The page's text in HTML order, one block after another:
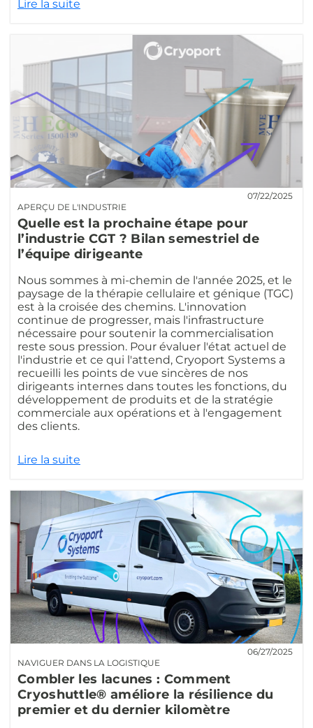
Lire la suite
APERÇU DE L'INDUSTRIE
07/22/2025
Quelle est la prochaine étape pour
l’industrie CGT ? Bilan semestriel de
l’équipe dirigeante
Nous sommes à mi-chemin de l'année 2025, et le
paysage de la thérapie cellulaire et génique (TGC)
est à la croisée des chemins. L'innovation
continue de progresser, mais l'infrastructure
nécessaire pour soutenir la commercialisation
reste sous pression. Pour évaluer l'état actuel de
l'industrie et ce qui l'attend, Cryoport Systems a
recueilli les points de vue sincères de nos
dirigeants internes dans toutes les fonctions, du
développement de produits et de la stratégie
commerciale aux opérations et à l'engagement
des clients.
Lire la suite
NAVIGUER DANS LA LOGISTIQUE
06/27/2025
Combler les lacunes : Comment
Cryoshuttle® améliore la résilience du
premier et du dernier kilomètre